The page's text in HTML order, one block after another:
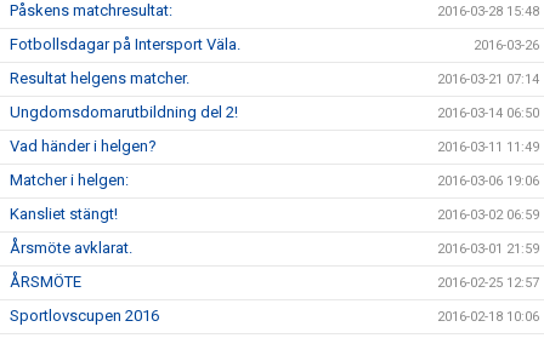
Påskens matchresultat: 2016-03-28 15:48
Fotbollsdagar på Intersport Väla. 2016-03-26
Resultat helgens matcher. 2016-03-21 07:14
Ungdomsdomarutbildning del 2! 2016-03-14 06:50
Vad händer i helgen? 2016-03-11 11:49
Matcher i helgen: 2016-03-06 19:06
Kansliet stängt! 2016-03-02 06:59
Årsmöte avklarat. 2016-03-01 21:59
ÅRSMÖTE 2016-02-25 12:57
Sportlovscupen 2016 2016-02-18 10:06